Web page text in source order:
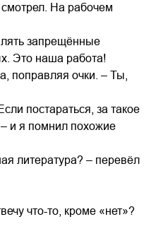
На рабочем
запрещённые
Это наша работа!
поправляя очки. – Ты,
постараться, за такое
и я помнил похожие
литература? – перевёл
что-то, кроме «нет»?